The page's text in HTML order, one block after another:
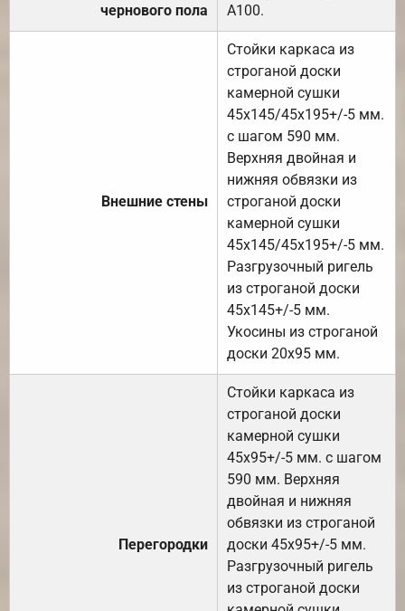
чернового пола
А100.
Внешние стены
Стойки каркаса из
строганой доски
камерной сушки
45х145/45х195+/-5 мм.
с шагом 590 мм.
Верхняя двойная и
нижняя обвязки из
строганой доски
камерной сушки
45х145/45х195+/-5 мм.
Разгрузочный ригель
из строганой доски
45х145+/-5 мм.
Укосины из строганой
доски 20х95 мм.
Перегородки
Стойки каркаса из
строганой доски
камерной сушки
45х95+/-5 мм. с шагом
590 мм. Верхняя
двойная и нижняя
обвязки из строганой
доски 45х95+/-5 мм.
Разгрузочный ригель
из строганой доски